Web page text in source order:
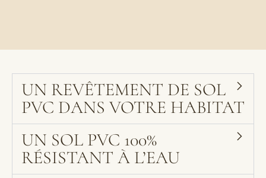
UN REVÊTEMENT DE SOL
PVC DANS VOTRE HABITAT
UN SOL PVC 100%
RÉSISTANT À L’EAU